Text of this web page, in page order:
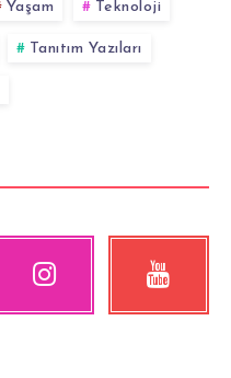
Yaşam Teknoloji
Tanıtım Yazıları
Instagram
Fotoğraflarımız!
YouTube
Videolara